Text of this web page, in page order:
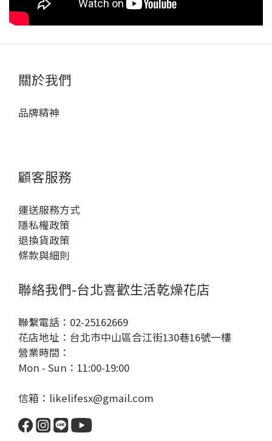
關於我們
品牌精神
顧客服務
運送服務方式
隱私權政策
退換貨政策
條款與細則
聯絡我們-台北喜歡生活乾燥花店
聯繫電話：02-25162669
花店地址：台北市中山區合江街130巷16號一樓
營業時間：
Mon - Sun：11:00-19:00
信箱：likelifesx@gmail.com